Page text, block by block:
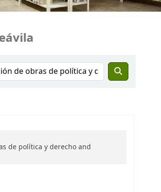
de política y derecho and